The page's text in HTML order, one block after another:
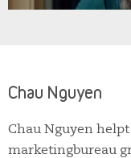
Chau Nguyen
Chau Nguyen
marketingbureau